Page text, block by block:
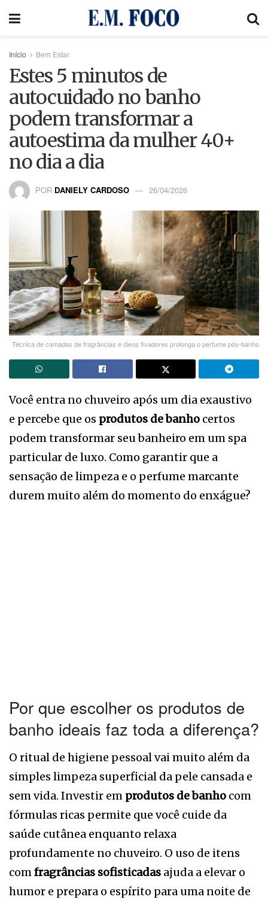
Início Bem Estar
Estes 5 minutos de
autocuidado no banho
podem transformar a
autoestima da mulher 40+
no dia a dia
POR DANIELY CARDOSO 26/04/2026
Técnica de camadas de fragrâncias e óleos fixadores prolonga o perfume pós-banho
Você entra no chuveiro após um dia exaustivo
e percebe que os produtos de banho certos
podem transformar seu banheiro em um spa
particular de luxo. Como garantir que a
sensação de limpeza e o perfume marcante
durem muito além do momento do enxágue?
Por que escolher os produtos de
banho ideais faz toda a diferença?
O ritual de higiene pessoal vai muito além da
simples limpeza superficial da pele cansada e
sem vida. Investir em produtos de banho com
fórmulas ricas permite que você cuide da
saúde cutânea enquanto relaxa
profundamente no chuveiro. O uso de itens
comfragrâncias sofisticadas ajuda a elevar o
humor e prepara o espírito para uma noite de